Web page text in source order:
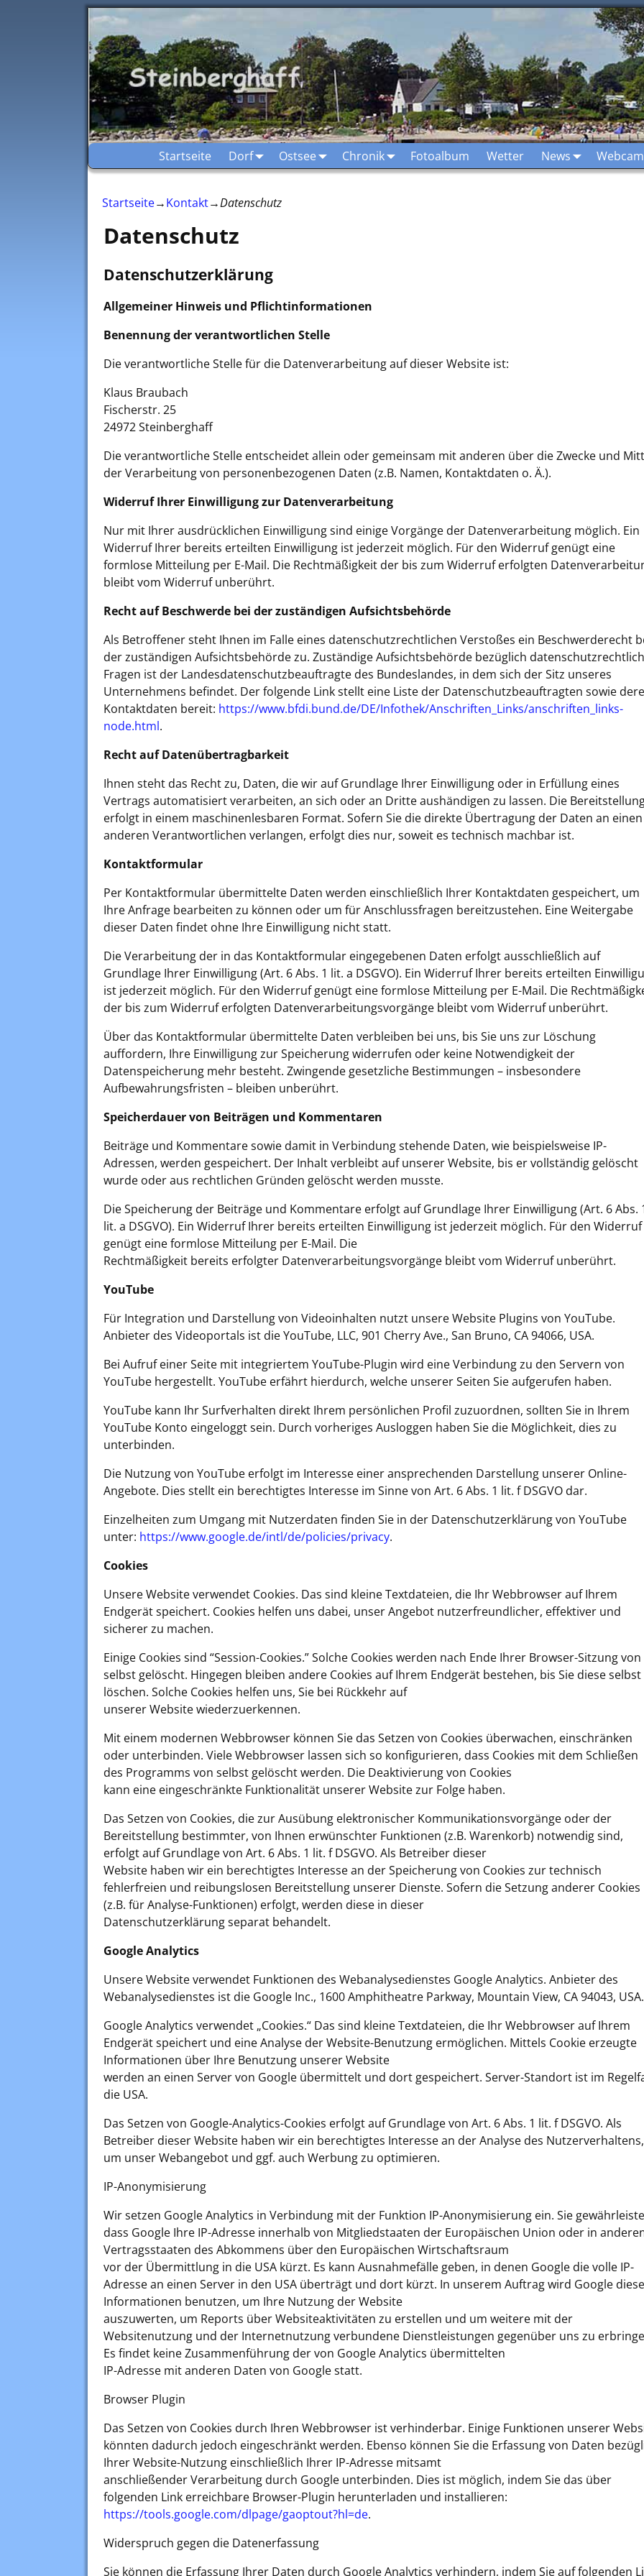
Startseite Dorf Ostsee Chronik Fotoalbum Wetter News Webcam
Startseite→Kontakt→Datenschutz
Datenschutz
Datenschutzerklärung
Allgemeiner Hinweis und Pflichtinformationen
Benennung der verantwortlichen Stelle
Die verantwortliche Stelle für die Datenverarbeitung auf dieser Website ist:
Klaus Braubach
Fischerstr. 25
24972 Steinberghaff
Die verantwortliche Stelle entscheidet allein oder gemeinsam mit anderen über die Zwecke und
der Verarbeitung von personenbezogenen Daten (z.B. Namen, Kontaktdaten o. Ä.).
Widerruf Ihrer Einwilligung zur Datenverarbeitung
Nur mit Ihrer ausdrücklichen Einwilligung sind einige Vorgänge der Datenverarbeitung möglich. Ein
Widerruf Ihrer bereits erteilten Einwilligung ist jederzeit möglich. Für den Widerruf genügt eine
formlose Mitteilung per E-Mail. Die Rechtmäßigkeit der bis zum Widerruf erfolgten
bleibt vom Widerruf unberührt.
Recht auf Beschwerde bei der zuständigen Aufsichtsbehörde
Als Betroffener steht Ihnen im Falle eines datenschutzrechtlichen Verstoßes ein Beschwerderecht
der zuständigen Aufsichtsbehörde zu. Zuständige Aufsichtsbehörde bezüglich
Fragen ist der Landesdatenschutzbeauftragte des Bundeslandes, in dem sich der Sitz unseres
Unternehmens befindet. Der folgende Link stellt eine Liste der Datenschutzbeauftragten sowie
Kontaktdaten bereit: https://www.bfdi.bund.de/DE/Infothek/Anschriften_Links/anschriften_links-
node.html.
Recht auf Datenübertragbarkeit
Ihnen steht das Recht zu, Daten, die wir auf Grundlage Ihrer Einwilligung oder in Erfüllung eines
Vertrags automatisiert verarbeiten, an sich oder an Dritte aushändigen zu lassen. Die
erfolgt in einem maschinenlesbaren Format. Sofern Sie die direkte Übertragung der Daten an einen
anderen Verantwortlichen verlangen, erfolgt dies nur, soweit es technisch machbar ist.
Kontaktformular
Per Kontaktformular übermittelte Daten werden einschließlich Ihrer Kontaktdaten gespeichert, um
Ihre Anfrage bearbeiten zu können oder um für Anschlussfragen bereitzustehen. Eine Weitergabe
dieser Daten findet ohne Ihre Einwilligung nicht statt.
Die Verarbeitung der in das Kontaktformular eingegebenen Daten erfolgt ausschließlich auf
Grundlage Ihrer Einwilligung (Art. 6 Abs. 1 lit. a DSGVO). Ein Widerruf Ihrer bereits erteilten
ist jederzeit möglich. Für den Widerruf genügt eine formlose Mitteilung per E-Mail. Die
der bis zum Widerruf erfolgten Datenverarbeitungsvorgänge bleibt vom Widerruf unberührt.
Über das Kontaktformular übermittelte Daten verbleiben bei uns, bis Sie uns zur Löschung
auffordern, Ihre Einwilligung zur Speicherung widerrufen oder keine Notwendigkeit der
Datenspeicherung mehr besteht. Zwingende gesetzliche Bestimmungen – insbesondere
Aufbewahrungsfristen – bleiben unberührt.
Speicherdauer von Beiträgen und Kommentaren
Beiträge und Kommentare sowie damit in Verbindung stehende Daten, wie beispielsweise IP-
Adressen, werden gespeichert. Der Inhalt verbleibt auf unserer Website, bis er vollständig gelöscht
wurde oder aus rechtlichen Gründen gelöscht werden musste.
Die Speicherung der Beiträge und Kommentare erfolgt auf Grundlage Ihrer Einwilligung (Art. 6 Abs.
lit. a DSGVO). Ein Widerruf Ihrer bereits erteilten Einwilligung ist jederzeit möglich. Für den Widerruf
genügt eine formlose Mitteilung per E-Mail. Die
Rechtmäßigkeit bereits erfolgter Datenverarbeitungsvorgänge bleibt vom Widerruf unberührt.
YouTube
Für Integration und Darstellung von Videoinhalten nutzt unsere Website Plugins von YouTube.
Anbieter des Videoportals ist die YouTube, LLC, 901 Cherry Ave., San Bruno, CA 94066, USA.
Bei Aufruf einer Seite mit integriertem YouTube-Plugin wird eine Verbindung zu den Servern von
YouTube hergestellt. YouTube erfährt hierdurch, welche unserer Seiten Sie aufgerufen haben.
YouTube kann Ihr Surfverhalten direkt Ihrem persönlichen Profil zuzuordnen, sollten Sie in Ihrem
YouTube Konto eingeloggt sein. Durch vorheriges Ausloggen haben Sie die Möglichkeit, dies zu
unterbinden.
Die Nutzung von YouTube erfolgt im Interesse einer ansprechenden Darstellung unserer Online-
Angebote. Dies stellt ein berechtigtes Interesse im Sinne von Art. 6 Abs. 1 lit. f DSGVO dar.
Einzelheiten zum Umgang mit Nutzerdaten finden Sie in der Datenschutzerklärung von YouTube
unter: https://www.google.de/intl/de/policies/privacy.
Cookies
Unsere Website verwendet Cookies. Das sind kleine Textdateien, die Ihr Webbrowser auf Ihrem
Endgerät speichert. Cookies helfen uns dabei, unser Angebot nutzerfreundlicher, effektiver und
sicherer zu machen.
Einige Cookies sind “Session-Cookies.” Solche Cookies werden nach Ende Ihrer Browser-Sitzung von
selbst gelöscht. Hingegen bleiben andere Cookies auf Ihrem Endgerät bestehen, bis Sie diese selbst
löschen. Solche Cookies helfen uns, Sie bei Rückkehr auf
unserer Website wiederzuerkennen.
Mit einem modernen Webbrowser können Sie das Setzen von Cookies überwachen, einschränken
oder unterbinden. Viele Webbrowser lassen sich so konfigurieren, dass Cookies mit dem Schließen
des Programms von selbst gelöscht werden. Die Deaktivierung von Cookies
kann eine eingeschränkte Funktionalität unserer Website zur Folge haben.
Das Setzen von Cookies, die zur Ausübung elektronischer Kommunikationsvorgänge oder der
Bereitstellung bestimmter, von Ihnen erwünschter Funktionen (z.B. Warenkorb) notwendig sind,
erfolgt auf Grundlage von Art. 6 Abs. 1 lit. f DSGVO. Als Betreiber dieser
Website haben wir ein berechtigtes Interesse an der Speicherung von Cookies zur technisch
fehlerfreien und reibungslosen Bereitstellung unserer Dienste. Sofern die Setzung anderer Cookies
(z.B. für Analyse-Funktionen) erfolgt, werden diese in dieser
Datenschutzerklärung separat behandelt.
Google Analytics
Unsere Website verwendet Funktionen des Webanalysedienstes Google Analytics. Anbieter des
Webanalysedienstes ist die Google Inc., 1600 Amphitheatre Parkway, Mountain View, CA 94043, USA.
Google Analytics verwendet „Cookies.“ Das sind kleine Textdateien, die Ihr Webbrowser auf Ihrem
Endgerät speichert und eine Analyse der Website-Benutzung ermöglichen. Mittels Cookie erzeugte
Informationen über Ihre Benutzung unserer Website
werden an einen Server von Google übermittelt und dort gespeichert. Server-Standort ist im
die USA.
Das Setzen von Google-Analytics-Cookies erfolgt auf Grundlage von Art. 6 Abs. 1 lit. f DSGVO. Als
Betreiber dieser Website haben wir ein berechtigtes Interesse an der Analyse des Nutzerverhaltens,
um unser Webangebot und ggf. auch Werbung zu optimieren.
IP-Anonymisierung
Wir setzen Google Analytics in Verbindung mit der Funktion IP-Anonymisierung ein. Sie
dass Google Ihre IP-Adresse innerhalb von Mitgliedstaaten der Europäischen Union oder in
Vertragsstaaten des Abkommens über den Europäischen Wirtschaftsraum
vor der Übermittlung in die USA kürzt. Es kann Ausnahmefälle geben, in denen Google die volle IP-
Adresse an einen Server in den USA überträgt und dort kürzt. In unserem Auftrag wird Google diese
Informationen benutzen, um Ihre Nutzung der Website
auszuwerten, um Reports über Websiteaktivitäten zu erstellen und um weitere mit der
Websitenutzung und der Internetnutzung verbundene Dienstleistungen gegenüber uns zu
Es findet keine Zusammenführung der von Google Analytics übermittelten
IP-Adresse mit anderen Daten von Google statt.
Browser Plugin
Das Setzen von Cookies durch Ihren Webbrowser ist verhinderbar. Einige Funktionen unserer
könnten dadurch jedoch eingeschränkt werden. Ebenso können Sie die Erfassung von Daten
Ihrer Website-Nutzung einschließlich Ihrer IP-Adresse mitsamt
anschließender Verarbeitung durch Google unterbinden. Dies ist möglich, indem Sie das über
folgenden Link erreichbare Browser-Plugin herunterladen und installieren:
https://tools.google.com/dlpage/gaoptout?hl=de.
Widerspruch gegen die Datenerfassung
Sie können die Erfassung Ihrer Daten durch Google Analytics verhindern, indem Sie auf folgenden